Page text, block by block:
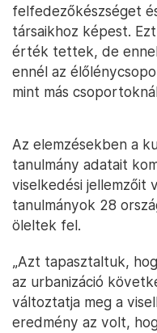
felfedezőkészséget
társaikhoz képest.
érték tettek, de
ennél az
mint más
Az elemzésekben a
tanulmány adatait
viselkedési jellemzőit
tanulmányok 28
öleltek fel.
„Azt tapasztaltuk,
az urbanizáció
változtatja meg a
eredmény az volt,